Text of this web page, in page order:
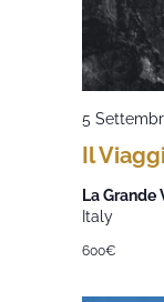
Il
5
La Grande
Italy
600€